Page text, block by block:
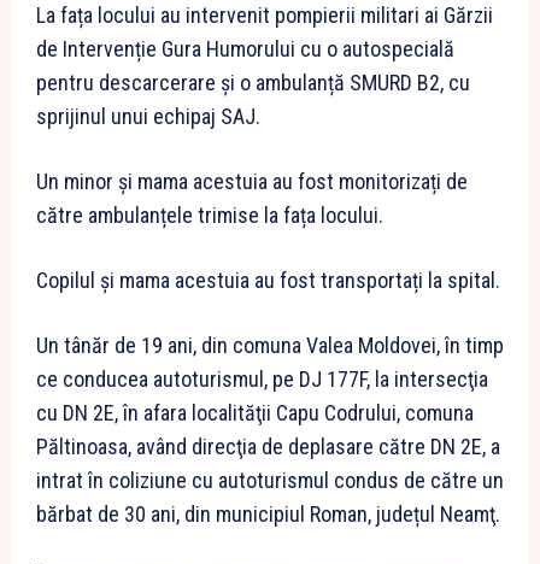
La fața locului au intervenit pompierii militari ai Gărzii
de Intervenție Gura Humorului cu o autospecială
pentru descarcerare și o ambulanță SMURD B2, cu
sprijinul unui echipaj SAJ.
Un minor și mama acestuia au fost monitorizați de
către ambulanțele trimise la fața locului.
Copilul și mama acestuia au fost transportați la spital.
Un tânăr de 19 ani, din comuna Valea Moldovei, în timp
ce conducea autoturismul, pe DJ 177F, la intersecţia
cu DN 2E, în afara localităţii Capu Codrului, comuna
Păltinoasa, având direcţia de deplasare către DN 2E, a
intrat în coliziune cu autoturismul condus de către un
bărbat de 30 ani, din municipiul Roman, județul Neamţ.